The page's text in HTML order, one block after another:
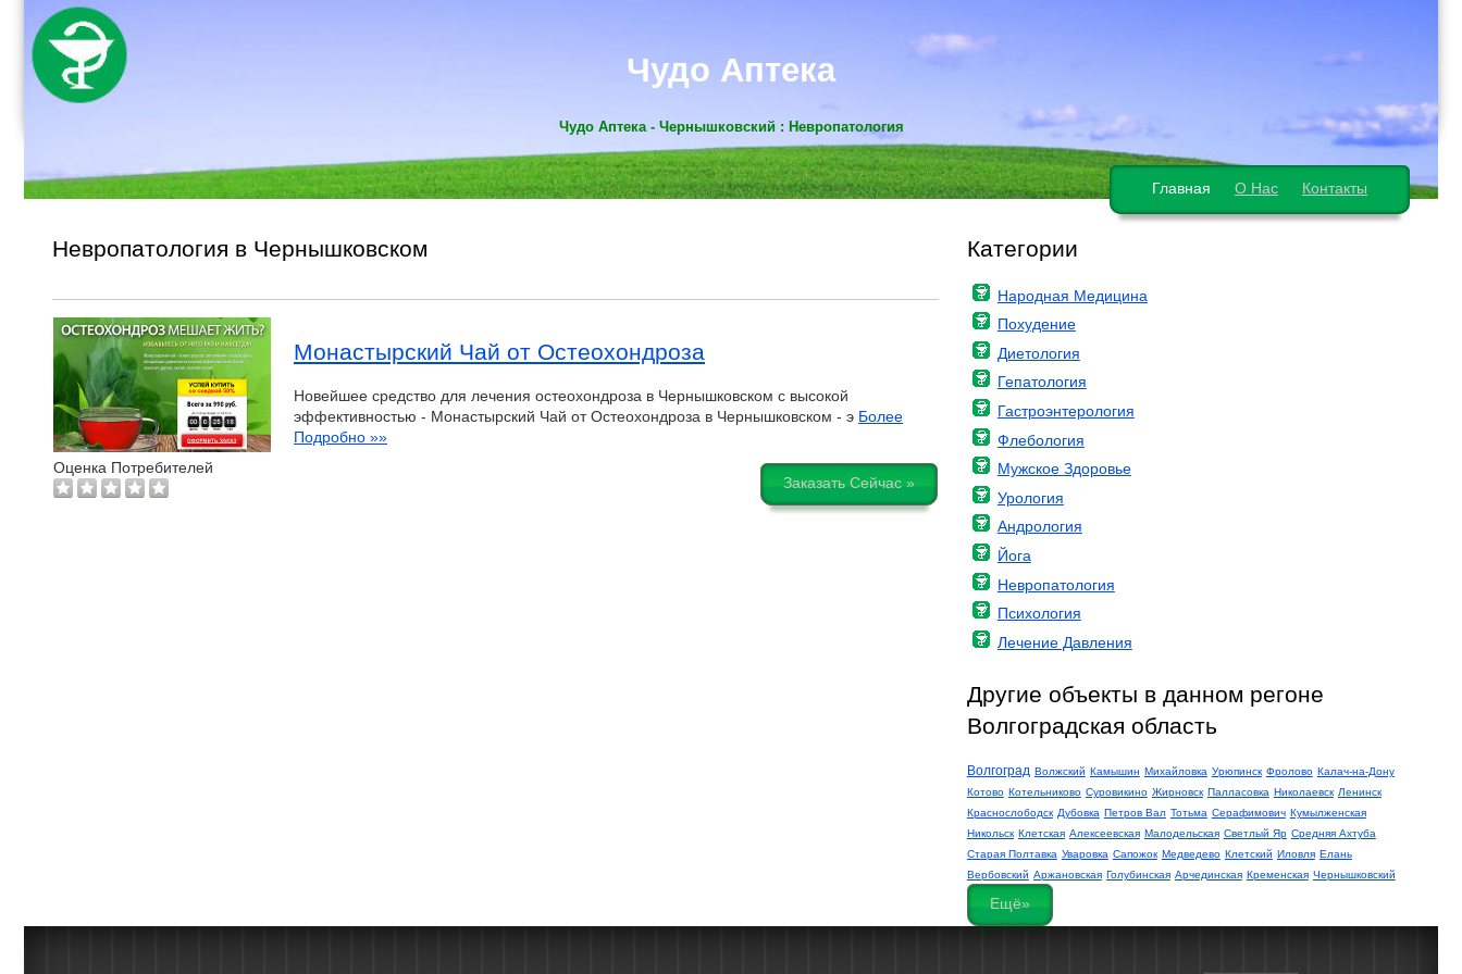
Чудо Аптека
Чудо Аптека - Чернышковский : Невропатология
Главная О Нас Контакты
Невропатология в Чернышковском
Оценка Потребителей
Монастырский Чай от Остеохондроза
Новейшее средство для лечения остеохондроза в Чернышковском с высокой
эффективностью - Монастырский Чай от Остеохондроза в Чернышковском - э Более
Подробно »»
Заказать Сейчас »
Категории
Народная Медицина
Похудение
Диетология
Гепатология
Гастроэнтерология
Флебология
Мужское Здоровье
Урология
Андрология
Йога
Невропатология
Психология
Лечение Давления
Другие объекты в данном регоне
Волгоградская область
Волгоград Волжский Камышин Михайловка Урюпинск Фролово Калач-на-Дону
Котово Котельниково Суровикино Жирновск Палласовка Николаевск Ленинск
Краснослободск Дубовка Петров Вал Тотьма Серафимович Кумылженская
Никольск Клетская Алексеевская Малодельская Светлый Яр Средняя Ахтуба
Старая Полтавка Уваровка Сапожок Медведево Клетский Иловля Елань
Вербовский Аржановская Голубинская Арчединская Кременская Чернышковский
Ещё»